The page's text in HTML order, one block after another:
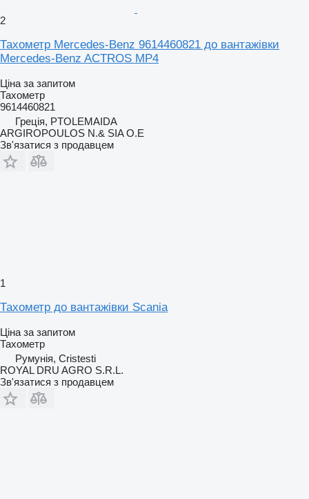
2
Тахометр Mercedes-Benz 9614460821 до вантажівки
Mercedes-Benz ACTROS MP4
Ціна за запитом
Тахометр
9614460821
Греція, PTOLEMAIDA
ARGIROPOULOS N.& SIA O.E
Зв'язатися з продавцем
1
Тахометр до вантажівки Scania
Ціна за запитом
Тахометр
Румунія, Cristesti
ROYAL DRU AGRO S.R.L.
Зв'язатися з продавцем